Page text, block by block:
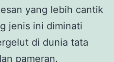
yang lebih cantik
jenis ini diminati
di dunia tata
pameran.